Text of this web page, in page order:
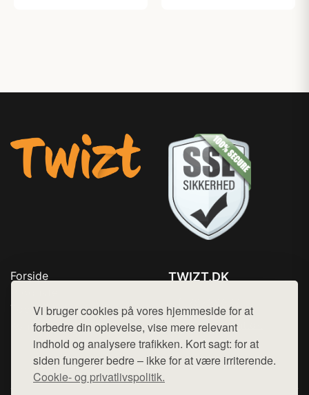
Vi bruger cookies på vores hjemmeside for at
forbedre din oplevelse, vise mere relevant
indhold og analysere trafikken. Kort sagt: for at
siden fungerer bedre – ikke for at være irriterende.
Cookie- og privatlivspolitik.
Forside
Top Rabatter
Kontakt
TWIZT.DK
Mail: hej@want.dk
Cookie- og privatlivspolitik